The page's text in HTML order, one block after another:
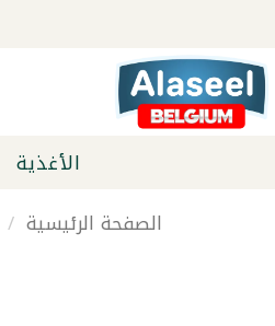
الأغذية
الصفحة الرئيسية